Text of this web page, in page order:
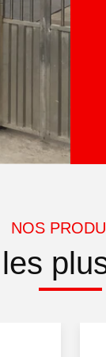
NOS